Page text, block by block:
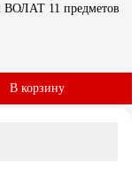
ВОЛАТ 11 предметов
В корзину